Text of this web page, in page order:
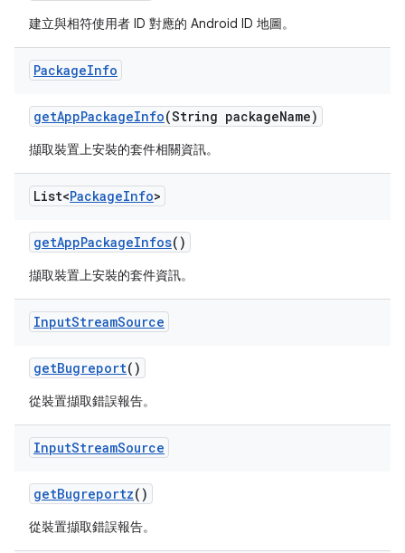
建立與相符使用者 ID 對應的 Android ID 地圖。
PackageInfo
getAppPackageInfo(String packageName)
擷取裝置上安裝的套件相關資訊。
List<PackageInfo>
getAppPackageInfos()
擷取裝置上安裝的套件資訊。
InputStreamSource
getBugreport()
從裝置擷取錯誤報告。
InputStreamSource
getBugreportz()
從裝置擷取錯誤報告。